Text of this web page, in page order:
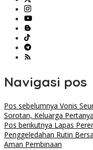
Navigasi pos
Pos sebelumnya Vonis
Sorotan, Keluarga
Pos berikutnya Lapas
Penggeledahan Rutin
Aman Pembinaan